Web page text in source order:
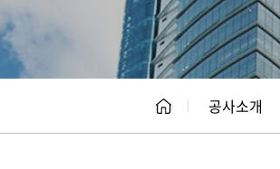
공사소개